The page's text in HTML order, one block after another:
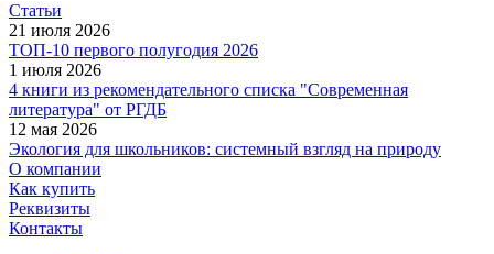
Статьи
21 июля 2026
ТОП-10 первого полугодия 2026
1 июля 2026
4 книги из рекомендательного списка "Современная
литература" от РГДБ
12 мая 2026
Экология для школьников: системный взгляд на природу
О компании
Как купить
Реквизиты
Контакты